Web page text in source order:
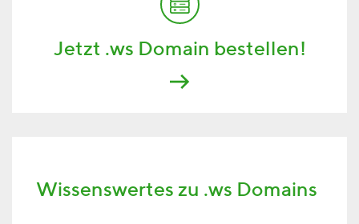
Jetzt .ws Domain bestellen!
Wissenswertes zu .ws Domains